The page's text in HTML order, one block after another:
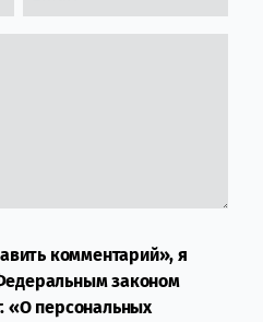
комментарий», я
законом
«О персональных